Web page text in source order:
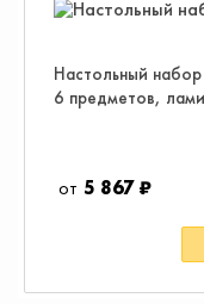
Настольный
6 предметов,
5 867 ₽